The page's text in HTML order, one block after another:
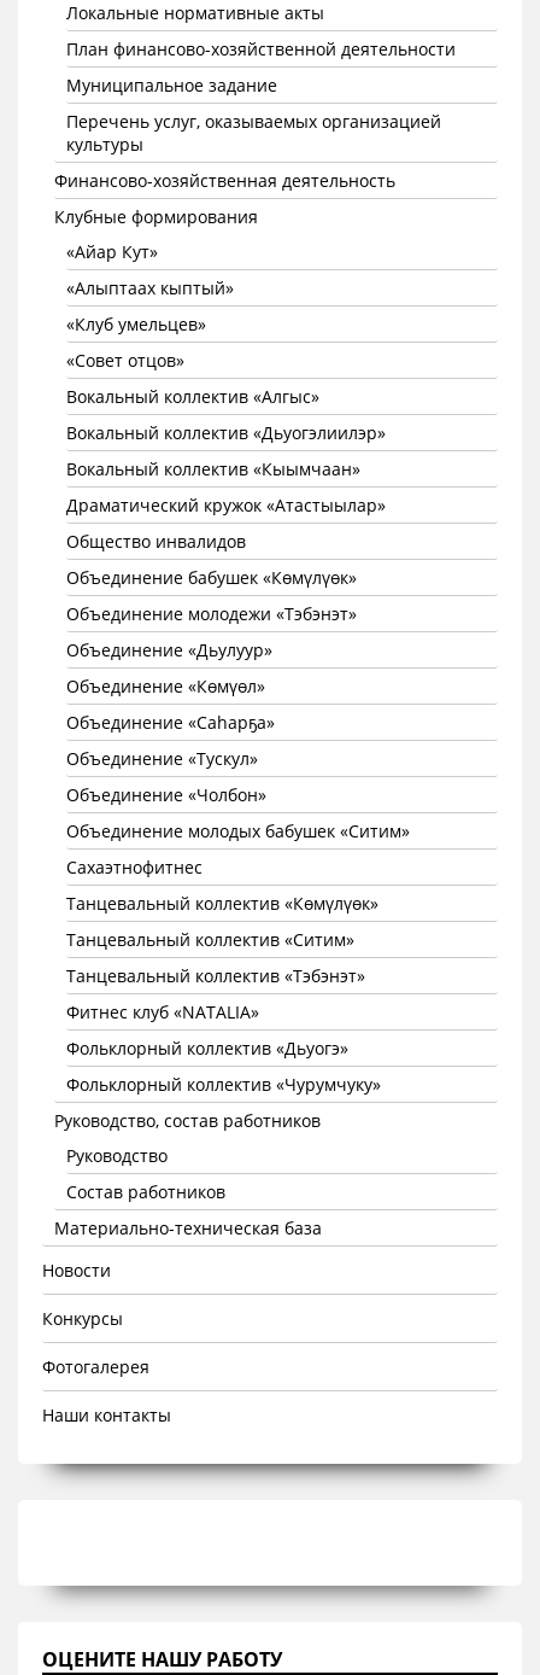
Локальные нормативные акты
План финансово-хозяйственной деятельности
Муниципальное задание
Перечень услуг, оказываемых организацией
культуры
Финансово-хозяйственная деятельность
Клубные формирования
«Айар Кут»
«Алыптаах кыптый»
«Клуб умельцев»
«Совет отцов»
Вокальный коллектив «Алгыс»
Вокальный коллектив «Дьуогэлиилэр»
Вокальный коллектив «Кыымчаан»
Драматический кружок «Атастыылар»
Общество инвалидов
Объединение бабушек «Көмүлүөк»
Объединение молодежи «Тэбэнэт»
Объединение «Дьулуур»
Объединение «Көмүөл»
Объединение «Саhарҕа»
Объединение «Тускул»
Объединение «Чолбон»
Объединение молодых бабушек «Ситим»
Сахаэтнофитнес
Танцевальный коллектив «Көмүлүөк»
Танцевальный коллектив «Ситим»
Танцевальный коллектив «Тэбэнэт»
Фитнес клуб «NATALIA»
Фольклорный коллектив «Дьуогэ»
Фольклорный коллектив «Чурумчуку»
Руководство, состав работников
Руководство
Состав работников
Материально-техническая база
Новости
Конкурсы
Фотогалерея
Наши контакты
ОЦЕНИТЕ НАШУ РАБОТУ